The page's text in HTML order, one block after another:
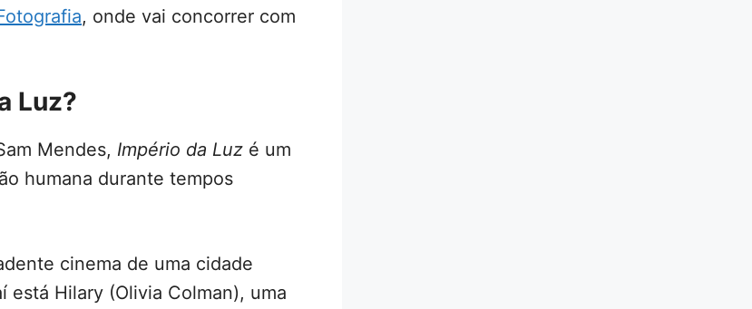
, onde vai concorrer com
Luz?
Mendes, Império da Luz é um
humana durante tempos
cinema de uma cidade
está Hilary (Olivia Colman), uma